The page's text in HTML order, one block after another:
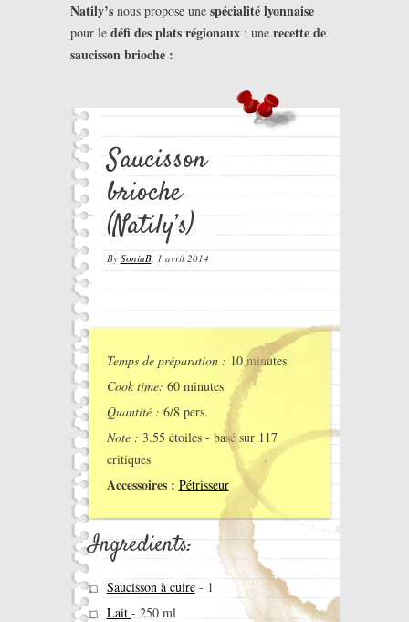
Natily’snous propose une spécialité lyonnaise
pour ledéfi des plats régionaux: une recette de
saucisson brioche :
Saucisson
brioche
(Natily’s)
By SoniaB, 1 avril 2014
Temps de préparation : 10 minutes
Cook time: 60 minutes
Quantité : 6/8 pers.
Note : 3.55 étoiles - basé sur 117
critiques
Accessoires : Pétrisseur
Ingredients:
Saucisson à cuire- 1
Lait - 250 ml